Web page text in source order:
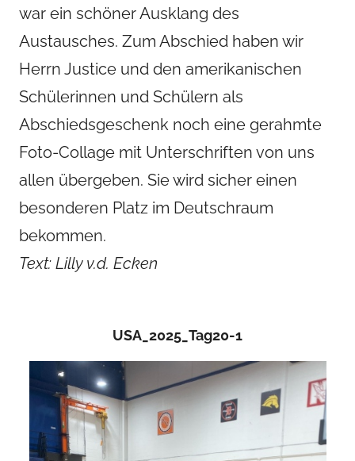
-
i
e
h
u
s
war ein schöner Ausklang des
Austausches. Zum Abschied haben wir
Herrn Justice und den amerikanischen
Schülerinnen und Schülern als
Abschiedsgeschenk noch eine gerahmte
Foto-Collage mit Unterschriften von uns
allen übergeben. Sie wird sicher einen
besonderen Platz im Deutschraum
bekommen.
Text: Lilly v.d. Ecken
USA_2025_Tag20-1